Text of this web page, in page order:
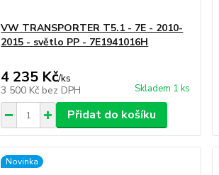
VW TRANSPORTER T5.1 - 7E - 2010-
2015 - světlo PP - 7E1941016H
4 235 Kč/ks
3 500 Kč bez DPH Skladem 1 ks
Přidat do košíku
Novinka